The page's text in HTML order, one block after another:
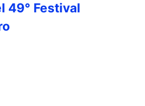
49° Festival